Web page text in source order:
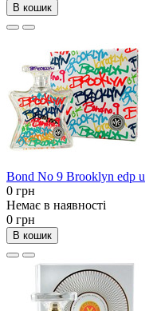
В кошик
Bond No 9 Brooklyn edp u
0 грн
Немає в наявності
0 грн
В кошик